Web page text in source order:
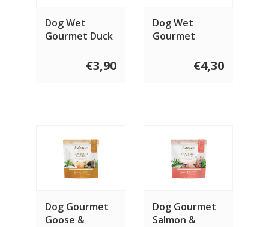
Dog Wet
Gourmet Duck
€3,90
Dog Wet
Gourmet
& Rabbit 400
€4,30
Dog Gourmet
Goose &
Dog Gourmet
Salmon &